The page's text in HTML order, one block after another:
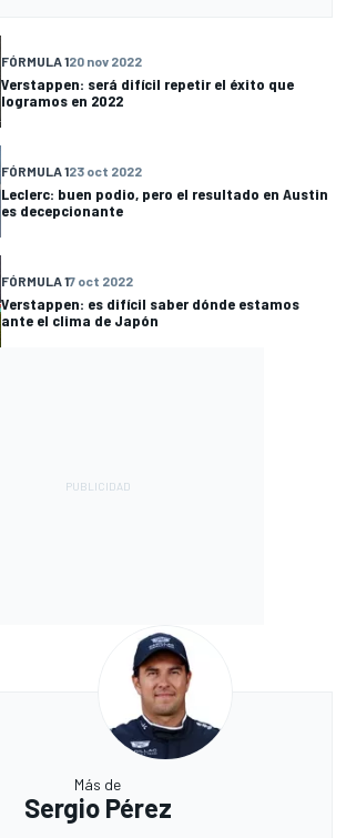
FÓRMULA 120 nov 2022
Verstappen: será difícil repetir el éxito que
logramos en 2022
FÓRMULA 123 oct 2022
Leclerc: buen podio, pero el resultado en Austin
es decepcionante
FÓRMULA 17 oct 2022
Verstappen: es difícil saber dónde estamos
ante el clima de Japón
Más de
Sergio Pérez